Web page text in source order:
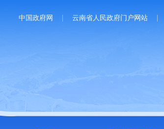
中国政府网 云南省人民政府门户网站